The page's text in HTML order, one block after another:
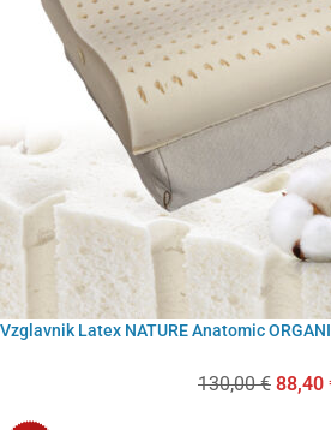
Vzglavnik Latex NATURE Anatomic
130,00€ 88,40